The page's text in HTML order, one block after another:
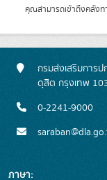
คุณสามารถเข้าถึงคลังท
กรมส่งเสริมการ
ดุสิต กรุงเทพ
0-2241-9000
ภาษา